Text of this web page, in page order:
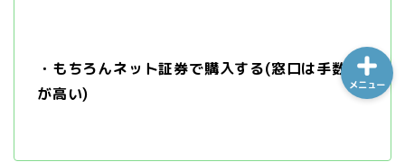
・もちろんネット証券で購入する(窓口は手数料
が高い)
メニュー